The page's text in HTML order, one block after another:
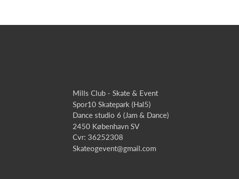
Mills Club - Skate & Event
Spor10 Skatepark (Hal5)
Dance studio 6 (Jam & Dance)
2450 København SV
Cvr: 36252308
Skateogevent@gmail.com